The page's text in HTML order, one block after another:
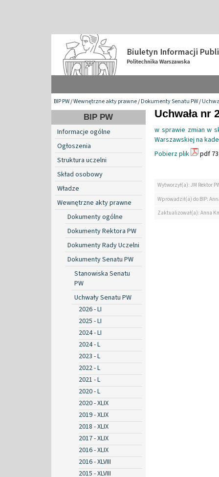
BIP PW/Wewnętrzne akty prawne/Dokumenty Senatu PW/
BIP PW
Informacje ogólne
Ogłoszenia
Struktura uczelni
Skład osobowy
Władze
Wewnętrzne akty prawne
Dokumenty ogólne
Dokumenty Rektora PW
Dokumenty Rady Uczelni
Dokumenty Senatu PW
Stanowiska Senatu
PW
Uchwały Senatu PW
2026 - LI
2025 - LI
2024 - LI
2024 - L
2023 - L
2022 - L
2021 - L
2020 - L
2020 - XLIX
2019 - XLIX
2018 - XLIX
2017 - XLIX
2016 - XLIX
2016 - XLVIII
2015 - XLVIII
Uchwała nr
w sprawie zmian w
Warszawskiej na
Pobierz plik
pdf
Wytworzył(a): JM Rektor
Wprowadził(a) do BIP:
Zaktualizował(a): Anna